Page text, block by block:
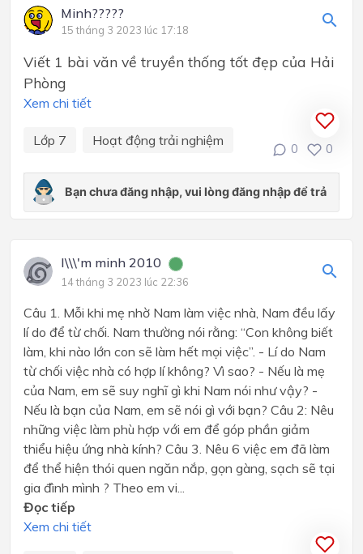
Minh?????
15 tháng 3 2023 lúc 17:18
Viết 1 bài văn về truyền thống tốt đẹp của Hải
Phòng
Xem chi tiết
Lớp 7 Hoạt động trải nghiệm
0 0
I\\\'m minh 2010
14 tháng 3 2023 lúc 22:36
Câu 1. Mỗi khi mẹ nhờ Nam làm việc nhà, Nam đều lấy
lí do để từ chối. Nam thường nói rằng: “Con không biết
làm, khi nào lớn con sẽ làm hết mọi việc”. - Lí do Nam
từ chối việc nhà có hợp lí không? Vì sao? - Nếu là mẹ
của Nam, em sẽ suy nghĩ gì khi Nam nói như vậy? -
Nếu là bạn của Nam, em sẽ nói gì với bạn? Câu 2: Nêu
những việc làm phù hợp với em để góp phần giảm
thiểu hiệu ứng nhà kính? Câu 3. Nêu 6 việc em đã làm
để thể hiện thói quen ngăn nắp, gọn gàng, sạch sẽ tại
gia đình mình ? Theo em vi...
Đọc tiếp
Xem chi tiết